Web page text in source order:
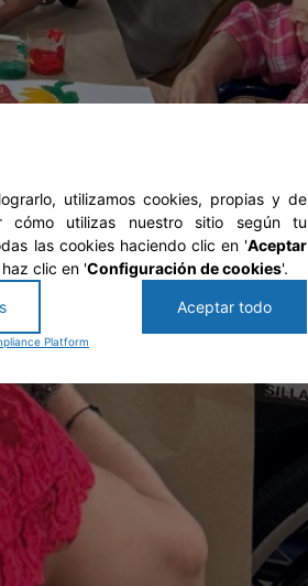
utilizamos cookies, propias y de
cómo utilizas nuestro sitio según tu
las cookies haciendo clic en 'Aceptar
clic en 'Configuración de cookies'.
Aceptar todo
Platform